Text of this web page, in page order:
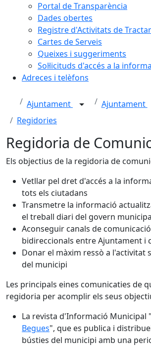
Portal de Transparència
Dades obertes
Registre d'Activitats de
Cartes de Serveis
Queixes i suggeriments
Sol·licituds d'accés a la
Adreces i telèfons
Ajuntament
Ajuntament
Regidories
Regidoria de
Els objectius de la regidoria de
Vetllar pel dret d'accés a la
tots els ciutadans
Transmetre la informació
el treball diari del govern
Aconseguir canals de
bidireccionals entre Ajuntament i
Donar el màxim ressò a l'activitat
del municipi
Les principals eines comunicaties de
regidoria per acomplir els seus
La revista d'Informació Municipal "
Begues", que es publica i
bústies del municipi amb una